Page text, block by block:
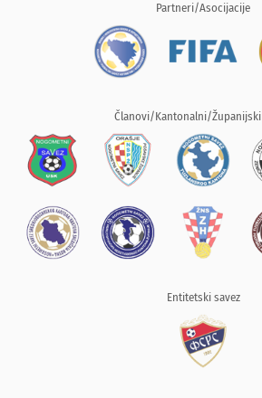
Partneri/Asocijacije
Članovi/Kantonalni/Županijski
Entitetski savez